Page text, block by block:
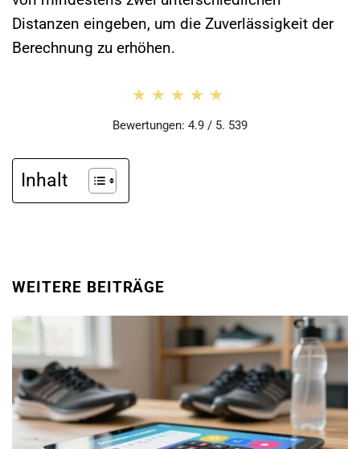
Distanzen eingeben, um die Zuverlässigkeit der
Berechnung zu erhöhen.
★★★★★
★★★★★
Bewertungen: 4.9 / 5. 539
Inhalt
WEITERE BEITRÄGE